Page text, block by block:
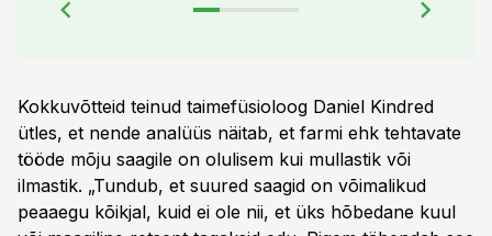
Kokkuvõtteid teinud taimefüsioloog Daniel Kindred
ütles, et nende analüüs näitab, et farmi ehk tehtavate
tööde mõju saagile on olulisem kui mullastik või
ilmastik. „Tundub, et suured saagid on võimalikud
peaaegu kõikjal, kuid ei ole nii, et üks hõbedane kuul